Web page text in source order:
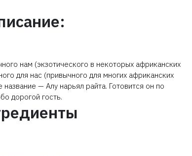
нам (экзотического в некоторых африканских
для нас (привычного для многих африканских
— Алу нарьял райта. Готовится он по
дорогой гость.